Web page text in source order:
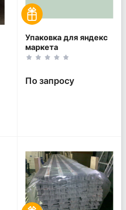
Упаковка для яндекс
маркета
По запросу